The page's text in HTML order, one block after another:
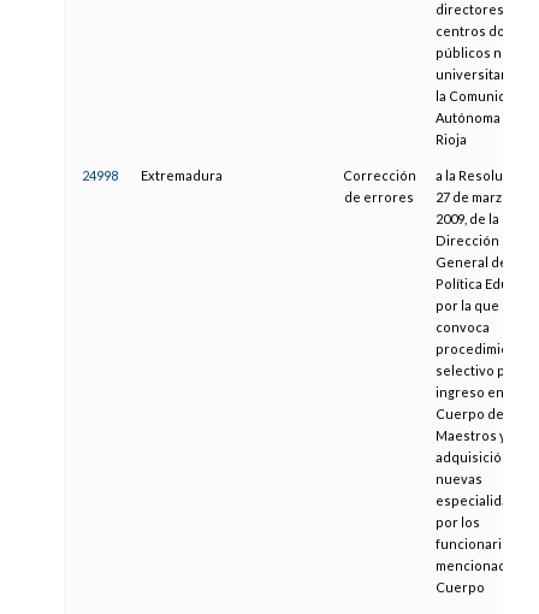
directores de
centros
públicos no
universitarios
la Comunidad
Autónoma de La
Rioja
24998 Extremadura
Corrección
de errores
a la Resolución
27 de marzo de
2009, de la
Dirección
General de
Política
por la que se
convoca
procedimiento
selectivo para
ingreso en el
Cuerpo de
Maestros y para
adquisición de
nuevas
especialidades
por los
funcionarios del
mencionado
Cuerpo